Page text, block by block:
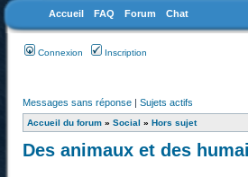
Accueil FAQ Forum Chat
Connexion Inscription
Messages sans réponse | Sujets actifs
Accueil du forum » Social » Hors sujet
Des animaux et des